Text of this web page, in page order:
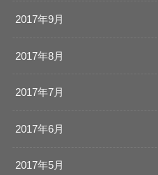
2017年9月
2017年8月
2017年7月
2017年6月
2017年5月